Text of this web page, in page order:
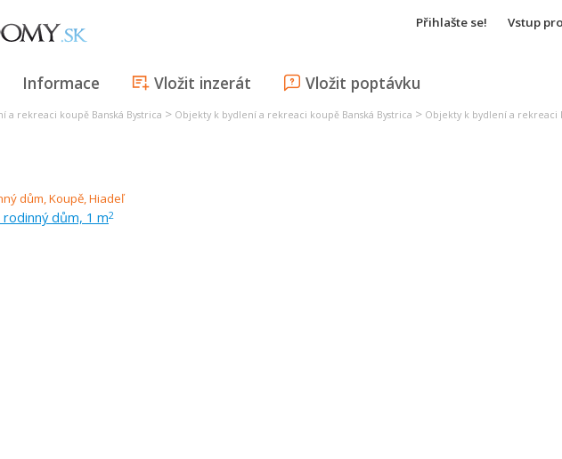
Přihlašte se! Vstup
Informace Vložit inzerát Vložit poptávku
a rekreaci koupě Banská Bystrica > Objekty k bydlení a rekreaci koupě Banská Bystrica > Objekty k bydlení a rekreaci
rodinný dům, 1 m2